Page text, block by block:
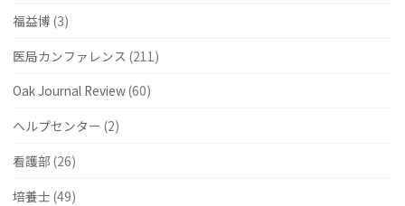
福益博 (3)
医局カンファレンス (211)
Oak Journal Review(60)
ヘルプセンター (2)
看護部 (26)
培養士 (49)